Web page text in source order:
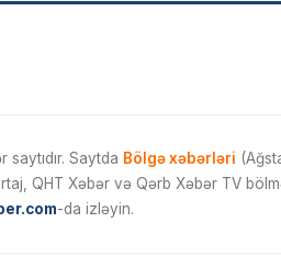
Saytda Bölgə xəbərləri
QHT Xəbər və Qərb Xəbər TV
-da izləyin.